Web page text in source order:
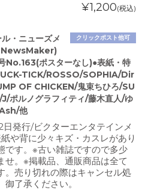
¥1,200(税込)
クリックポスト他可
・ニューズメ
NewsMaker)
ポスターなし)●表紙・特
TICK/ROSSO/SOPHIA/Dir
OF CHICKEN/鬼束ちひろ/SU
ポルノグラフィティ/藤木直人/ゆ
他
発行/ビクターエンタテインメ
や背に少々キズ・カスレがあり
です。※古い雑誌ですので多少
せ。※掲載品、通販商品は全て
。売り切れの際はキャンセル処
了承ください。